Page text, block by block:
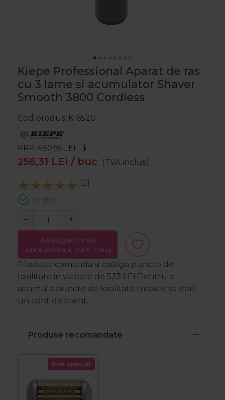
Kiepe Professional Aparat de ras
cu 3 lame si acumulator Shaver
Smooth 3800 Cordless
Cod produs KI6520
PRP: 480,95 LEI
256,31 LEI / buc (TVA inclus)
[2]
In stoc
− +
Adauga in cos
Livrare estimata: marți, 11 aug.
Plaseaza comanda si castiga puncte de
loialitate in valoare de 5,13 LEI
Pentru a
acumula puncte de loialitate trebuie sa detii
un cont de client.
Produse recomandate
Pret special